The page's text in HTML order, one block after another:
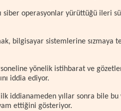
siber operasyonlar yürüttüğü ileri
bilgisayar sistemlerine sızmaya
yönelik istihbarat ve
iddia ediyor.
ilk iddianameden yıllar sonra bile
ettiğini gösteriyor.